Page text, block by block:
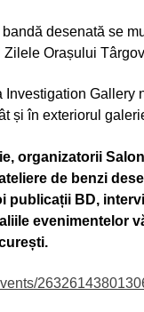
desenată se
Orașului
Investigation Gallery
și în exteriorul
organizatorii
de benzi
publicații BD,
evenimentelor